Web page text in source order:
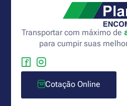
Transportar com máximo de
para cumpir suas
Cotação Online